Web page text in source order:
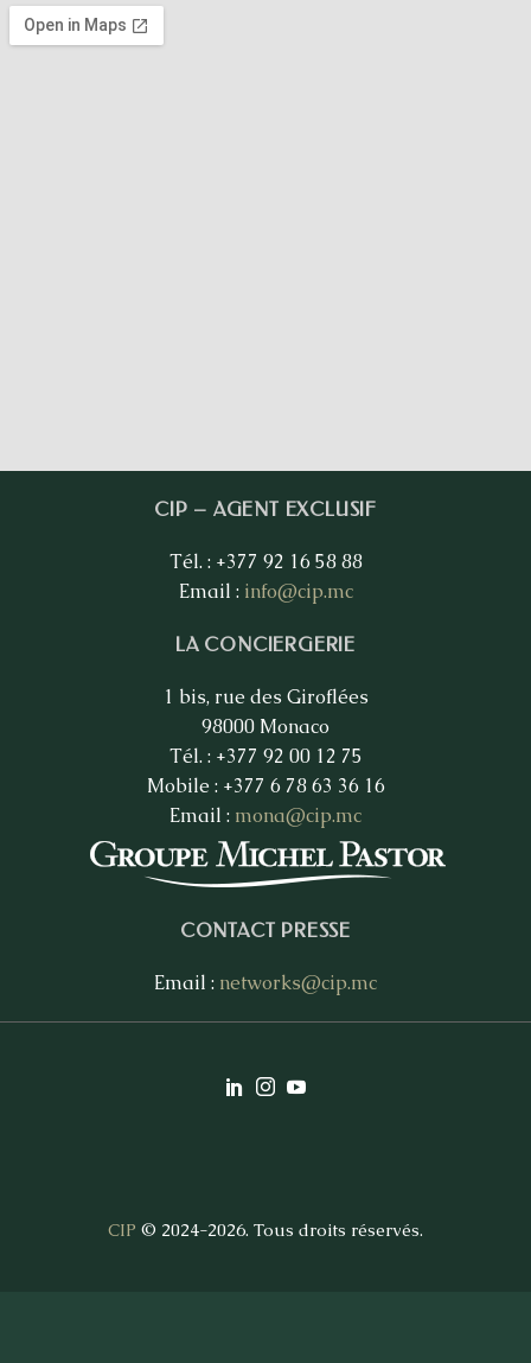
CIP – AGENT EXCLUSIF
Tél. : +377 92 16 58 88
Email : info@cip.mc
LA CONCIERGERIE
1 bis, rue des Giroflées
98000 Monaco
Tél. : +377 92 00 12 75
Mobile : +377 6 78 63 36 16
Email : mona@cip.mc
CONTACT PRESSE
Email : networks@cip.mc
CIP © 2024-2026. Tous droits réservés.